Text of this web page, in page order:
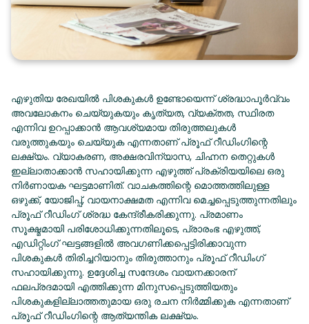
എഴുതിയ രേഖയിൽ പിശകുകൾ ഉണ്ടോയെന്ന് ശ്രദ്ധാപൂർവ്വം
അവലോകനം ചെയ്യുകയും കൃത്യത, വ്യക്തത, സ്ഥിരത
എന്നിവ ഉറപ്പാക്കാൻ ആവശ്യമായ തിരുത്തലുകൾ
വരുത്തുകയും ചെയ്യുക എന്നതാണ് പ്രൂഫ് റീഡിംഗിന്റെ
ലക്ഷ്യം. വ്യാകരണ, അക്ഷരവിന്യാസ, ചിഹ്നന തെറ്റുകൾ
ഇല്ലാതാക്കാൻ സഹായിക്കുന്ന എഴുത്ത് പ്രക്രിയയിലെ ഒരു
നിർണായക ഘട്ടമാണിത്. വാചകത്തിന്റെ മൊത്തത്തിലുള്ള
ഒഴുക്ക്, യോജിപ്പ്, വായനാക്ഷമത എന്നിവ മെച്ചപ്പെടുത്തുന്നതിലും
പ്രൂഫ് റീഡിംഗ് ശ്രദ്ധ കേന്ദ്രീകരിക്കുന്നു. പ്രമാണം
സൂക്ഷ്മമായി പരിശോധിക്കുന്നതിലൂടെ, പ്രാരംഭ എഴുത്ത്,
എഡിറ്റിംഗ് ഘട്ടങ്ങളിൽ അവഗണിക്കപ്പെട്ടിരിക്കാവുന്ന
പിശകുകൾ തിരിച്ചറിയാനും തിരുത്താനും പ്രൂഫ് റീഡിംഗ്
സഹായിക്കുന്നു. ഉദ്ദേശിച്ച സന്ദേശം വായനക്കാരന്
ഫലപ്രദമായി എത്തിക്കുന്ന മിനുസപ്പെടുത്തിയതും
പിശകുകളില്ലാത്തതുമായ ഒരു രചന നിർമ്മിക്കുക എന്നതാണ്
പ്രൂഫ് റീഡിംഗിന്റെ ആത്യന്തിക ലക്ഷ്യം.